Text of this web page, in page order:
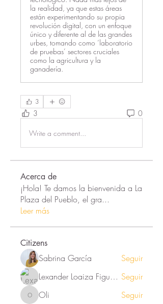
la realidad, ya que estas áreas
están experimentando su propia
revolución digital, con un enfoque
único y diferente al de las grandes
urbes, tomando como ‘laboratorio
de pruebas’ sectores cruciales
como la agricultura y la
ganadería.
3
3 0
Write a comment...
Acerca de
¡Hola! Te damos la bienvenida a La
Plaza del Pueblo, el gra...
Leer más
Citizens
Sabrina García
Seguir
Lexander Loaiza Figueroa Seguir
Oli Oli Seguir